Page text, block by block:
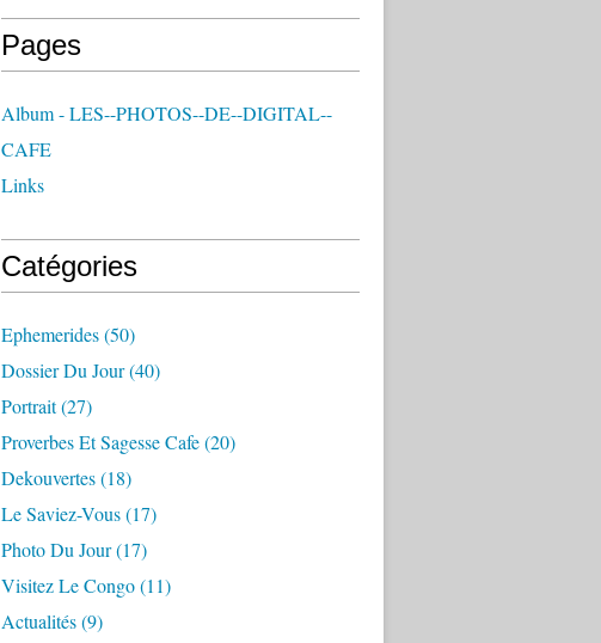
Pages
Album - LES--PHOTOS--DE--DIGITAL--
CAFE
Links
Catégories
Ephemerides(50)
Dossier Du Jour(40)
Portrait(27)
Proverbes Et Sagesse Cafe(20)
Dekouvertes(18)
Le Saviez-Vous(17)
Photo Du Jour(17)
Visitez Le Congo(11)
Actualités(9)